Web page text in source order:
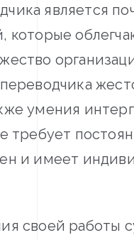
является
которые
умения
требует
и имеет
своей работы